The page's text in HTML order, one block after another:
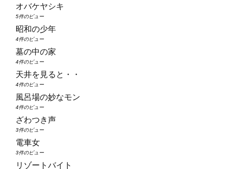
オバケヤシキ
5件のビュー
昭和の少年
4件のビュー
墓の中の家
4件のビュー
天井を見ると・・
4件のビュー
風呂場の妙なモン
4件のビュー
ざわつき声
3件のビュー
電車女
3件のビュー
リゾートバイト